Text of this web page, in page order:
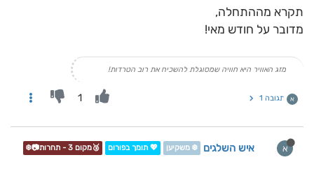
תקרא מההתחלה,
מדובר על חודש מאי!
מזג האוויר היא חוויה שמסוגלת להשכיח את רוב הטרדות!
א תגובה 1 1
א איש השלגים ❄️ משקיען 💖 תומך בפורום 🥉מקום 3 - תחרות📷❄️